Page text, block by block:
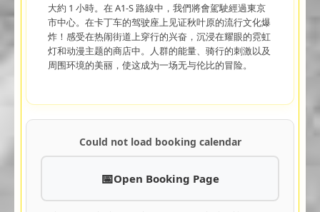
大約 1 小時。在 A1-S 路線中，我們將會駕駛經過東京
市中心。在卡丁车的驾驶座上见证秋叶原的流行文化爆
炸！感受在热闹街道上穿行的兴奋，沉浸在耀眼的霓虹
灯和动漫主题的商店中。人群的能量、骑行的刺激以及
周围环境的美丽，使这成为一场无与伦比的冒险。
Could not load booking calendar
Open Booking Page